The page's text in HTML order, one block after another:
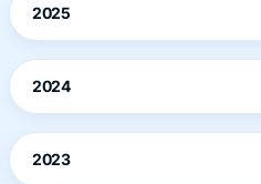
2025
2024
2023